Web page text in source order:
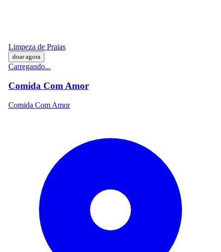
Limpeza de Praias
doar agora
Carregando...
Comida Com Amor
Comida Com Amor